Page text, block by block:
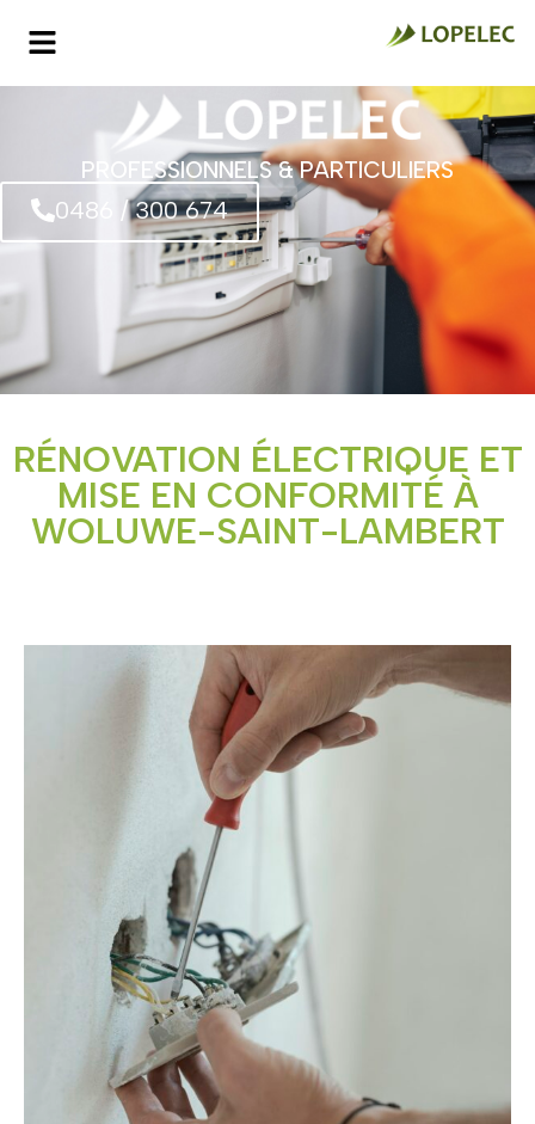
PROFESSIONNELS & PARTICULIERS
0486 / 300 674
RÉNOVATION ÉLECTRIQUE ET
MISE EN CONFORMITÉ À
WOLUWE-SAINT-LAMBERT